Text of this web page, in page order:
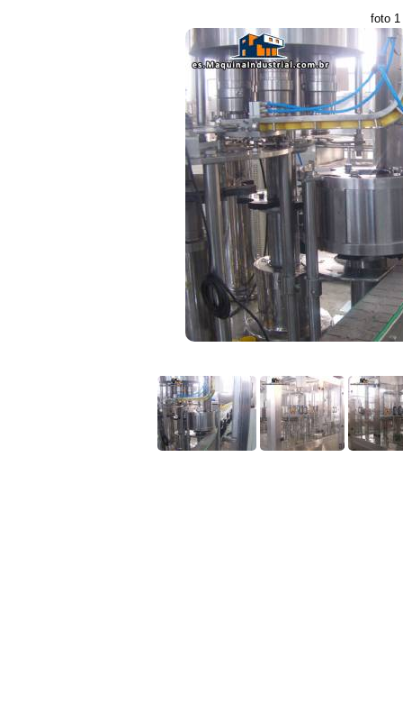
foto 1